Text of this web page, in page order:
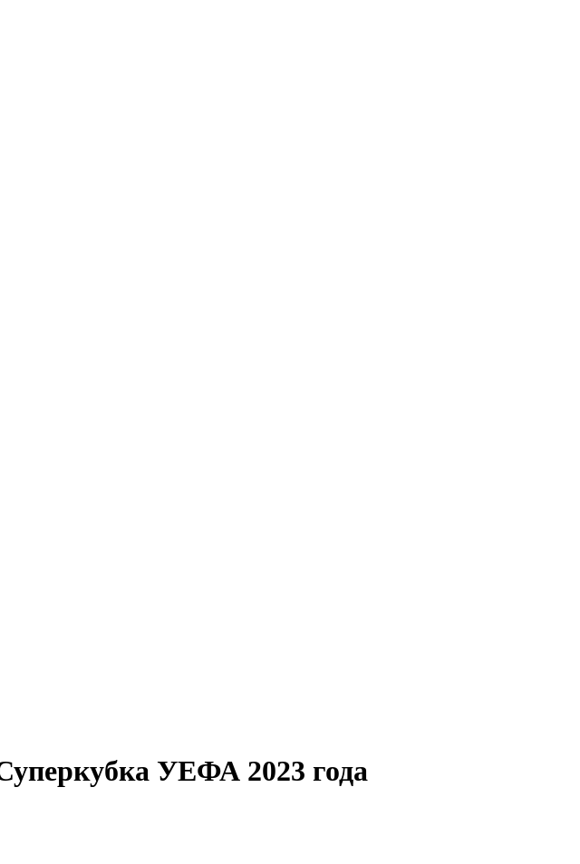
УЕФА 2023 года